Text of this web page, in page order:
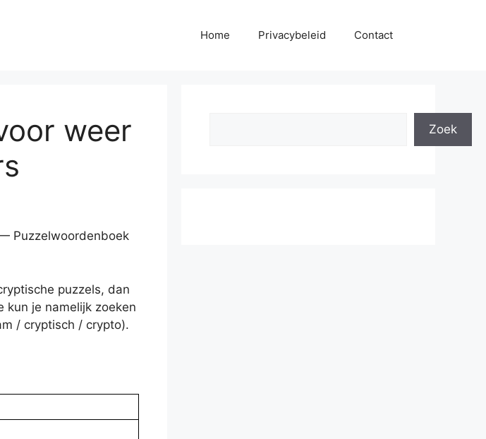
Home Privacybeleid Contact
weer
Puzzelwoordenboek
puzzels, dan
kun je namelijk zoeken
/ cryptisch / crypto).
Zoek